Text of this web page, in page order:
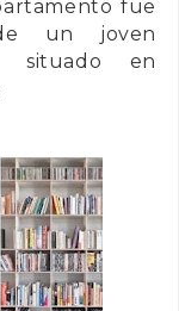
fue
un joven
situado en